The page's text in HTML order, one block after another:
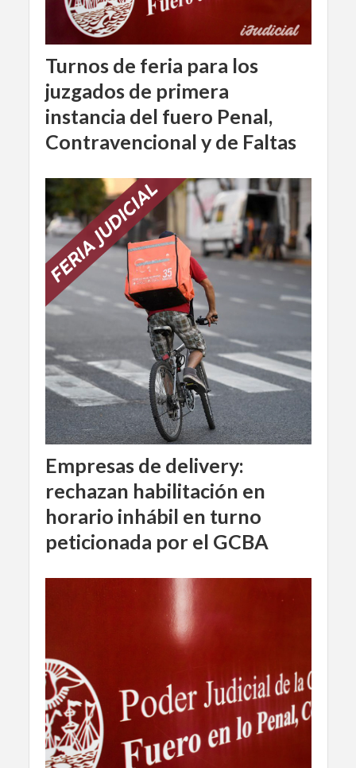
Turnos de feria para los
juzgados de primera
instancia del fuero Penal,
Contravencional y de Faltas
Empresas de delivery:
rechazan habilitación en
horario inhábil en turno
peticionada por el GCBA